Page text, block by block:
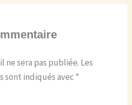
ne sera pas publiée. Les
sont indiqués avec *